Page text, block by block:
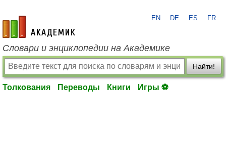
academic.ru
EN DE ES FR
Словари и энциклопедии на Академике
Найти!
Толкования Переводы Книги Игры ⚽